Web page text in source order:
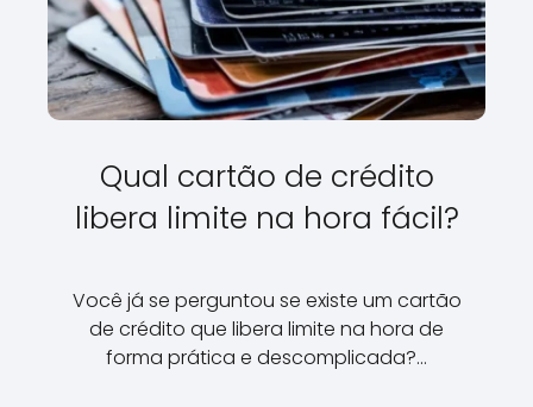
Qual cartão de crédito
libera limite na hora fácil?
Você já se perguntou se existe um cartão
de crédito que libera limite na hora de
forma prática e descomplicada?…